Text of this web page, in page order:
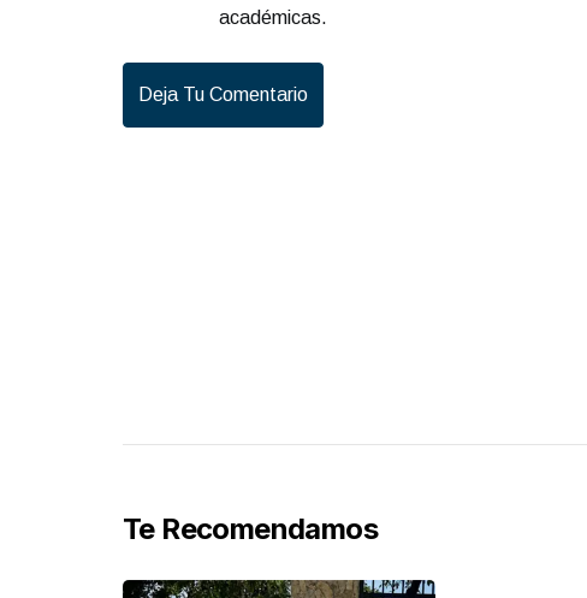
académicas.
Deja Tu Comentario
Te Recomendamos